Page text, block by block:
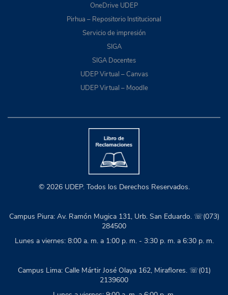
OneDrive UDEP
Pirhua – Repositorio Institucional
Servicio de impresión
SIGA
SIGA Docentes
UDEP Virtual – Canvas
UDEP Virtual – Moodle
© 2026 UDEP. Todos los Derechos Reservados.
Campus Piura: Av. Ramón Mugica 131, Urb. San Eduardo. ☏(073)
284500
Lunes a viernes: 8:00 a. m. a 1:00 p. m. - 3:30 p. m. a 6:30 p. m.
Campus Lima: Calle Mártir José Olaya 162, Miraflores. ☏(01)
2139600